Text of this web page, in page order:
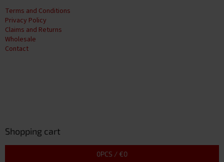
Terms and Conditions
Privacy Policy
Claims and Returns
Wholesale
Contact
Shopping cart
0PCS / €0